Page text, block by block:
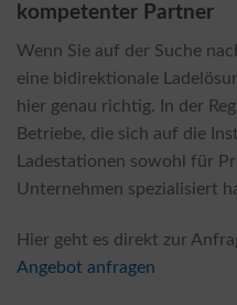
kompetenter Partner
Wenn Sie auf der Suche
eine bidirektionale
hier genau richtig. In der
Betriebe, die sich auf die
Ladestationen sowohl für
Unternehmen spezialisiert
Hier geht es direkt zur
Angebot anfragen